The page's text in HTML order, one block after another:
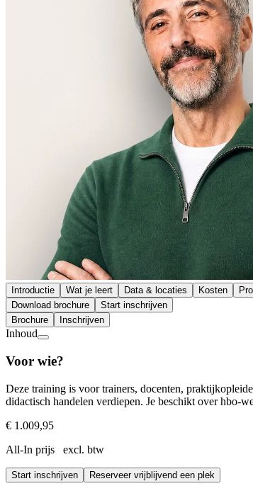
Introductie Wat je leert Data & locaties Kosten
Download brochure
Start inschrijven
Brochure
Inschrijven
Inhoud
Voor wie?
Deze training is voor trainers, docenten,
didactisch handelen verdiepen. Je beschikt over hbo-
€ 1.009,95
All-In prijs excl. btw
Start inschrijven Reserveer vrijblijvend een plek